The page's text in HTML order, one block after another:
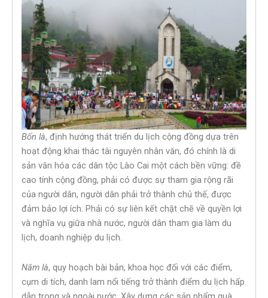
Bốn là, định hướng thát triển du lịch cộng đồng dựa trên
hoạt động khai thác tài nguyên nhân văn, đó chính là di
sản văn hóa các dân tộc Lào Cai một cách bền vững: đề
cao tính cộng đồng, phải có được sự tham gia rộng rãi
của người dân, người dân phải trở thành chủ thế, được
đảm bảo lợi ích. Phải có sự liên kết chặt chẽ về quyền lợi
và nghĩa vụ giữa nhà nước, người dân tham gia làm du
lịch, doanh nghiệp du lịch.
Năm là, quy hoạch bài bản, khoa học đối với các điểm,
cụm di tích, danh lam nổi tiếng trở thành điểm du lịch hấp